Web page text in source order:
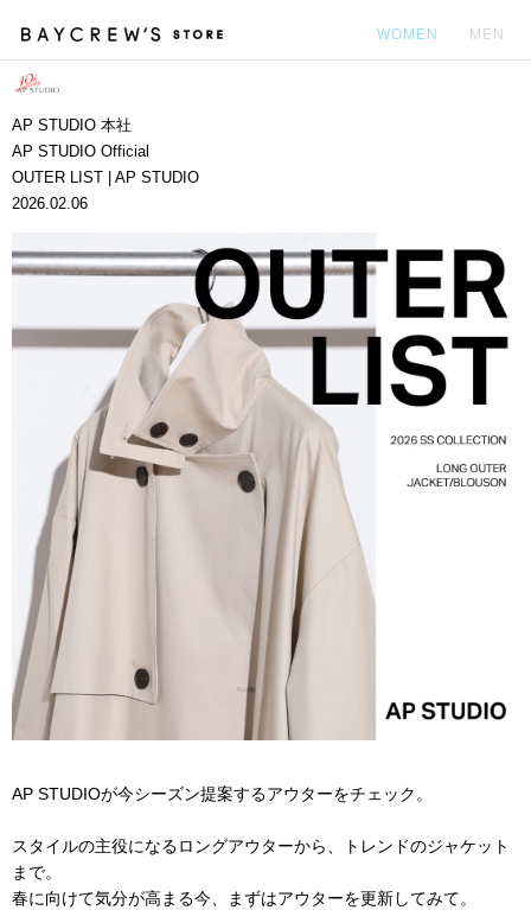
WOMEN MEN
AP STUDIO 本社
AP STUDIO Official
OUTER LIST | AP STUDIO
2026.02.06
AP STUDIOが今シーズン提案するアウターをチェック。
スタイルの主役になるロングアウターから、トレンドのジャケット
まで。
春に向けて気分が高まる今、まずはアウターを更新してみて。